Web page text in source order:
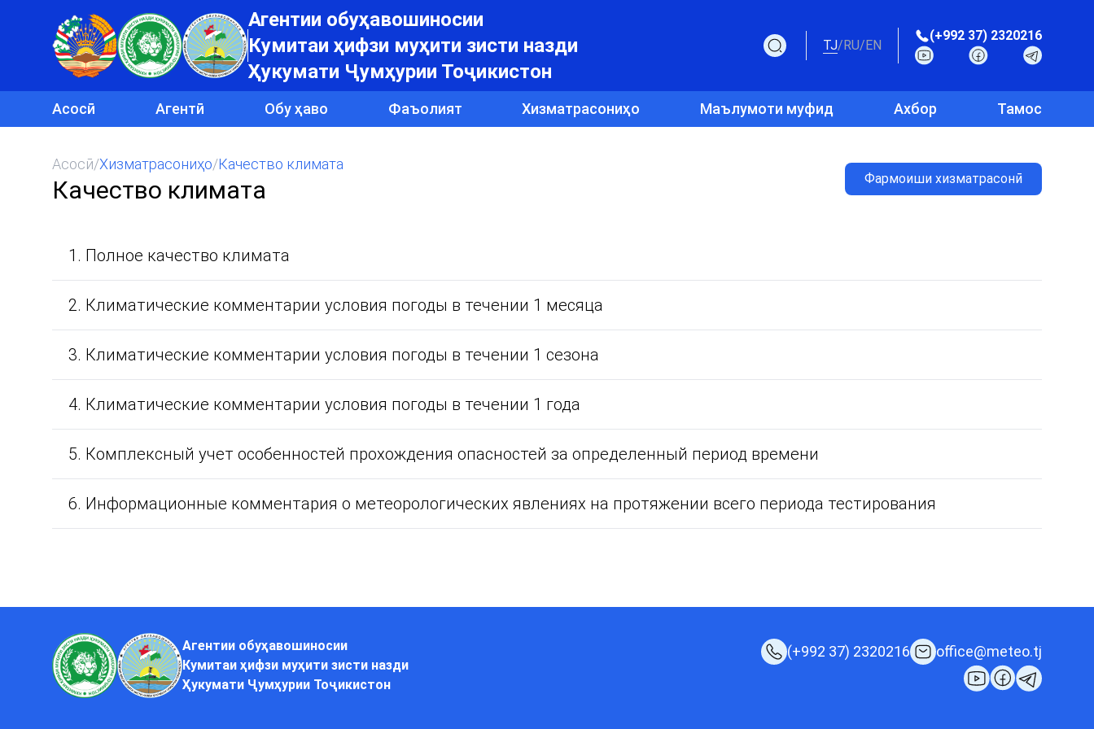
Агентии обуҳавошиносии
Кумитаи ҳифзи муҳити зисти назди
Ҳукумати Ҷумҳурии Тоҷикистон
TJ/RU/EN
(+992 37) 2320216
Асосӣ Агентӣ Обу ҳаво Фаъолият Хизматрасониҳо Маълумоти муфид Ахбор Тамос
Асосӣ/Хизматрасониҳо/Качество климата
Качество климата Фармоиши хизматрасонӣ
1. Полное качество климата
2. Климатические комментарии условия погоды в течении 1 месяца
3. Климатические комментарии условия погоды в течении 1 сезона
4. Климатические комментарии условия погоды в течении 1 года
5. Комплексный учет особенностей прохождения опасностей за определенный период времени
6. Информационные комментария о метеорологических явлениях на протяжении всего периода тестирования
Агентии обуҳавошиносии
Кумитаи ҳифзи муҳити зисти назди
Ҳукумати Ҷумҳурии Тоҷикистон
(+992 37) 2320216 office@meteo.tj